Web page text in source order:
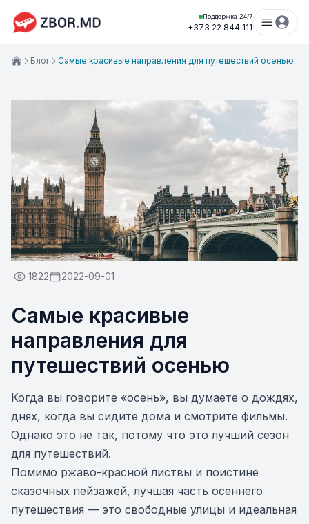
Поддержка 24/7
+373 22 844 111
Блог Самые красивые направления для путешествий осенью
1822 2022-09-01
Самые красивые
направления для
путешествий осенью
Когда вы говорите «осень», вы думаете о дождях,
днях, когда вы сидите дома и смотрите фильмы.
Однако это не так, потому что это лучший сезон
для путешествий.
Помимо ржаво-красной листвы и поистине
сказочных пейзажей, лучшая часть осеннего
путешествия — это свободные улицы и идеальная